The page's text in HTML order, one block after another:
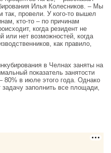
Илья Колесников. – Мы
так, провели. У кого-то вышел
кто-то – по причинам
когда резидент не
или нет возможностей, когда
как правило,
в Челнах заняты на
показатель занятости
80% в июле этого года. Однако
задачу заполнить все площади,